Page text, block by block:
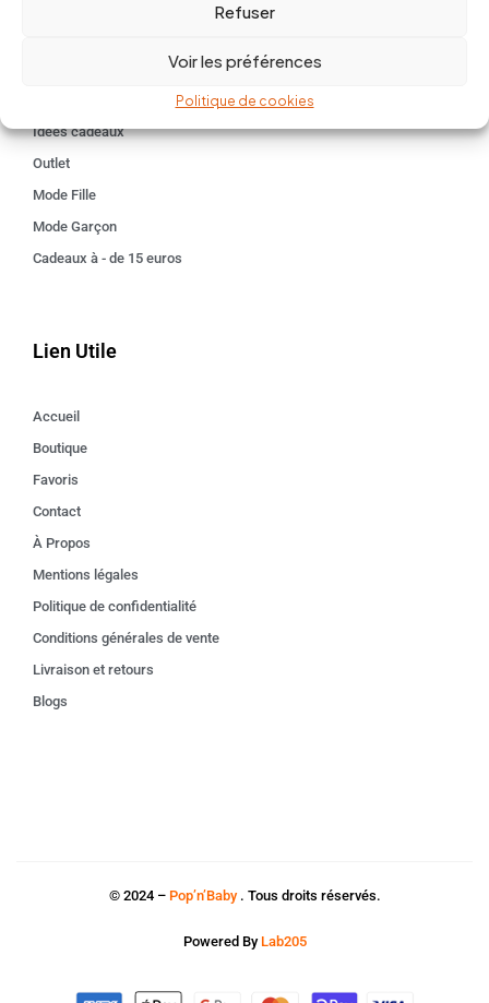
Refuser
Voir les préférences
Politique de cookies
Idées cadeaux
Outlet
Mode Fille
Mode Garçon
Cadeaux à - de 15 euros
Lien Utile
Accueil
Boutique
Favoris
Contact
À Propos
Mentions légales
Politique de confidentialité
Conditions générales de vente
Livraison et retours
Blogs
© 2024 – Pop’n’Baby. Tous droits réservés.
Powered By Lab205